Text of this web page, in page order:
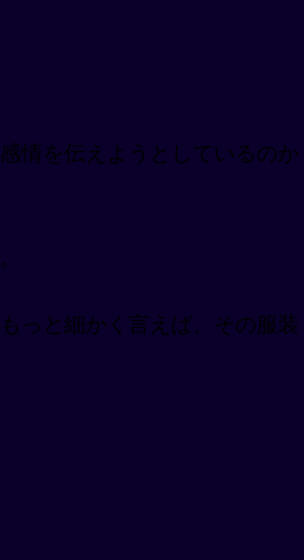
情を伝えようとしているのか
っと細かく言えば、その服装